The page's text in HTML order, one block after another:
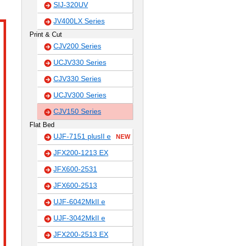
SIJ-320UV
JV400LX Series
Print & Cut
CJV200 Series
UCJV330 Series
CJV330 Series
UCJV300 Series
CJV150 Series
Flat Bed
UJF-7151 plusII e NEW
JFX200-1213 EX
JFX600-2531
JFX600-2513
UJF-6042MkII e
UJF-3042MkII e
JFX200-2513 EX